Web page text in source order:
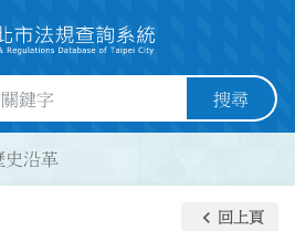
位 搜尋
史沿革
keyboard_arrow_left 回上頁